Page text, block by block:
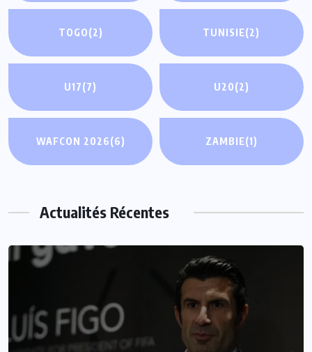
TOGO(2) TUNISIE(2)
U17(7) U20(2)
WAFCON 2026(6) ZAMBIE(1)
Actualités Récentes